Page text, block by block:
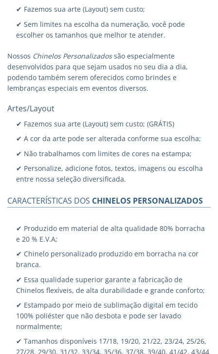
✔ Fazemos sua arte (Layout) sem custo;
✔ Sem limites na escolha da numeração, você pode
escolher os tamanhos que melhor te atender.
Nossos Chinelos Personalizadossão especialmente
desenvolvidos para que sejam usados no seu dia a dia,
podendo também serem oferecidos como brindes e
lembranças especiais em eventos diversos.
Artes/Layout
✔ Fazemos sua arte (Layout) sem custo; (GRÁTIS)
✔ A cor da arte pode ser alterada conforme sua escolha;
✔ Não trabalhamos com limites de cores na estampa;
✔ Personalize, adicione fotos, textos, imagens ou escolha
entre nossa seleção diversificada.
CARACTERÍSTICAS DOS CHINELOS PERSONALIZADOS
✔ Produzido em material de alta qualidade 80% borracha
e 20 % E.V.A;
✔ Chinelo personalizado produzido em borracha na cor
branca.
✔ Essa qualidade superior garante a fabricação de
Chinelos flexíveis, de alta durabilidade e grande conforto;
✔ Estampado por meio de sublimação digital em tecido
100% poliéster que não desbota e pode ser lavado
normalmente;
✔ Tamanhos disponíveis 17/18, 19/20, 21/22, 23/24, 25/26,
27/28, 29/30, 31/32, 33/34, 35/36, 37/38, 39/40, 41/42, 43/44